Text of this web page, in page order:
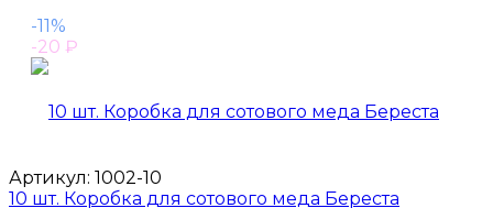
-11%
-20 ₽
Артикул: 1002-10
10 шт. Коробка для сотового меда Береста